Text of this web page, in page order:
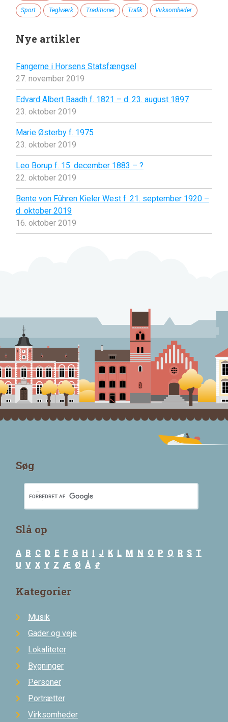
Sport Teglværk Traditioner Trafik Virksomheder
Nye artikler
Fangerne i Horsens Statsfængsel
27. november 2019
Edvard Albert Baadh f. 1821 – d. 23. august 1897
23. oktober 2019
Marie Østerby f. 1975
23. oktober 2019
Leo Borup f. 15. december 1883 – ?
22. oktober 2019
Bente von Führen Kieler West f. 21. september 1920 –
d. oktober 2019
16. oktober 2019
Søg
Slå op
A B C D E F G H I J K L M N O P Q R S T
U V X Y Z Æ Ø Å #
Kategorier
Musik
Gader og veje
Lokaliteter
Bygninger
Personer
Portrætter
Virksomheder